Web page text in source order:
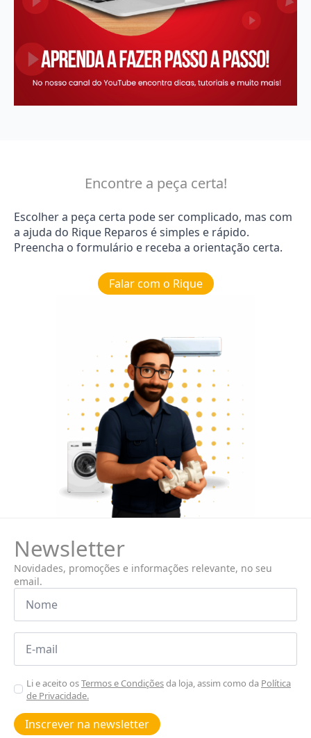
Encontre a peça certa!
Escolher a peça certa pode ser complicado, mas com
a ajuda do Rique Reparos é simples e rápido.
Preencha o formulário e receba a orientação certa.
Falar com o Rique
Newsletter
Novidades, promoções e informações relevante, no seu
email.
Nome
Email
Aceitar
Poiticas
de
privacidade
Li e aceito osTermos e Condiçõesda loja, assim como da Política
de Privacidade.
Inscrever na newsletter